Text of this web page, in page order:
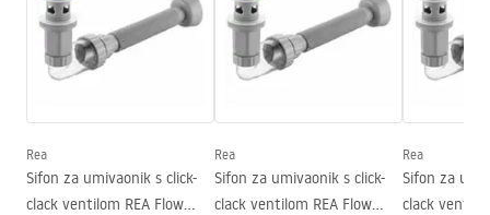
Duljina
560
Širina
370mm
Visina
135
Oblik
Otvor za slavinu
NE
Jamstveni uvjeti
Rea
Sifon za umivaonik s click-
clack ventilom REA Flow
Rea
Sifon za umivaonik s click-
clack ventilom REA Flow
Rea
Sifon za
clack